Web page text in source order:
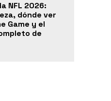
NFL 2026:
dónde ver
Game y el
de